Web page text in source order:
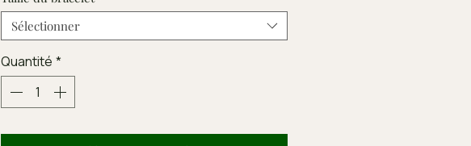
Sélectionner
Quantité *